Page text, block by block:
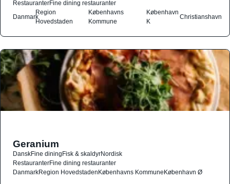
RestauranterFine dining restauranter
Danmark
Region
Hovedstaden
Københavns
Kommune
København
K
Christianshavn
Geranium
DanskFine diningFisk & skaldyrNordisk
RestauranterFine dining restauranter
DanmarkRegion HovedstadenKøbenhavns KommuneKøbenhavn Ø